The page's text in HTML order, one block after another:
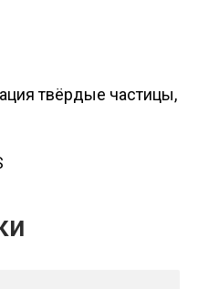
твёрдые частицы,